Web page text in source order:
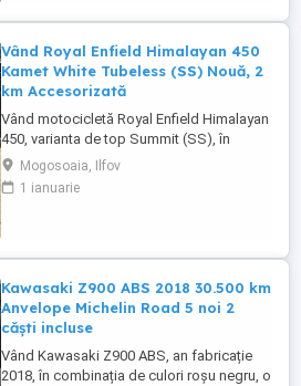
Vând Royal Enfield Himalayan 450
Kamet White Tubeless (SS) Nouă, 2
km Accesorizată
Vând motocicletă Royal Enfield Himalayan
450, varianta de top Summit (SS), în
culoarea Kamet White, dotată din fabrică
cu jante Tubeless. Motocicleta este
practic nouă, neutilizată (2 km). A fost
2025. Se află în stare absolut ...
Mogosoaia, Ilfov
1 ianuarie
Kawasaki Z900 ABS 2018 30.500 km
Anvelope Michelin Road 5 noi 2
căști incluse
Vând Kawasaki Z900 ABS, an fabricație
2018, în combinația de culori roșu negru, o